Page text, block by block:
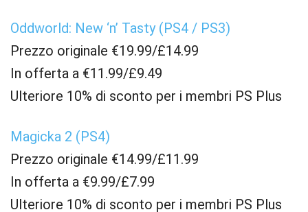
Oddworld: New ‘n’ Tasty (PS4 / PS3)
Prezzo originale €19.99/£14.99
In offerta a €11.99/£9.49
Ulteriore 10% di sconto per i membri PS Plus
Magicka 2 (PS4)
Prezzo originale €14.99/£11.99
In offerta a €9.99/£7.99
Ulteriore 10% di sconto per i membri PS Plus